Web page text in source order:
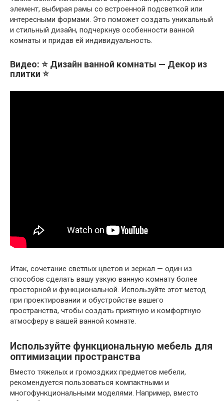
элемент, выбирая рамы со встроенной подсветкой или
интересными формами. Это поможет создать уникальный
и стильный дизайн, подчеркнув особенности ванной
комнаты и придав ей индивидуальность.
Видео: ⭐️ Дизайн ванной комнаты — Декор из
плитки ⭐️
Итак, сочетание светлых цветов и зеркал — один из
способов сделать вашу узкую ванную комнату более
просторной и функциональной. Используйте этот метод
при проектировании и обустройстве вашего
пространства, чтобы создать приятную и комфортную
атмосферу в вашей ванной комнате.
Используйте функциональную мебель для
оптимизации пространства
Вместо тяжелых и громоздких предметов мебели,
рекомендуется пользоваться компактными и
многофункциональными моделями. Например, вместо